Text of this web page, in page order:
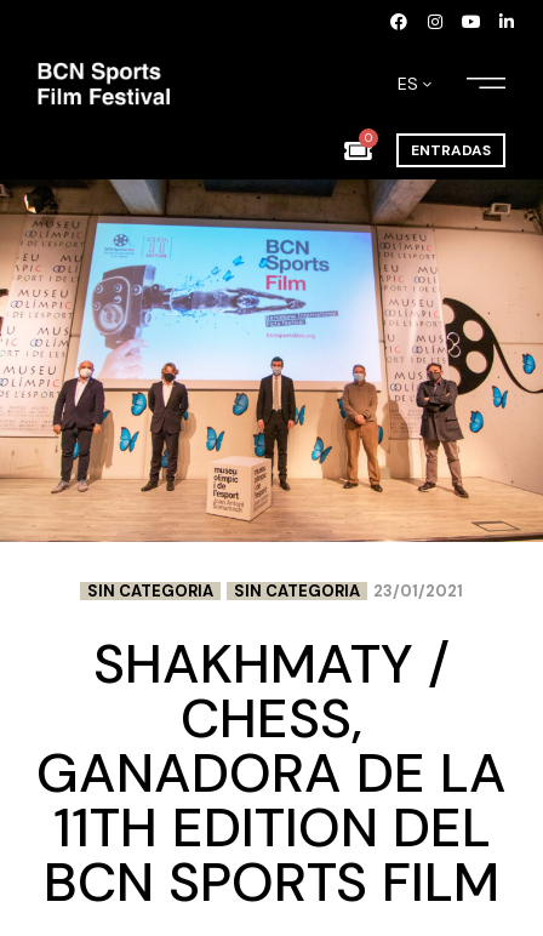
ES
0
ENTRADAS
SIN CATEGORIA SIN CATEGORIA 23/01/2021
SHAKHMATY /
CHESS,
GANADORA DE LA
11TH EDITION DEL
BCN SPORTS FILM